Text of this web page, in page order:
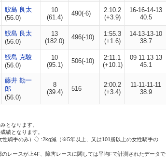
鮫島 良太
(56.0)
10
(61.4)
490(-6)
2:10.2
(+3.9)
16-16-14-13
40.5
鮫島 良太
(56.0)
13
(182.0)
496(-10)
1:55.3
(+1.6)
14-13-13-10
38.7
鮫島 克駿
(56.0)
10
(95.1)
506(-10)
2:11.1
(+10.1)
09-11-13-13
45.1
藤井 勘一
郎
(56.0)
8
(39.4)
516
2:00.2
(+3.4)
11-11-11-11
38.9
となります。
績となります。
騎手のみ）
:2kg減（※5年以上、又は101勝以上の女性騎手の
レースが上4F、障害レースに関しては平均Fで計測されたデータで